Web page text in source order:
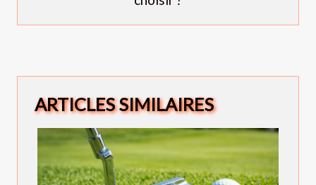
ARTICLES SIMILAIRES